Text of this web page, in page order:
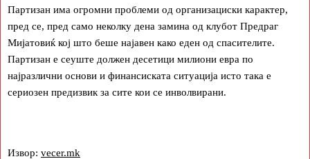
Партизан има огромни проблеми од организациски карактер,
пред се, пред само неколку дена замина од клубот Предраг
Мијатовиќ кој што беше најавен како еден од спасителите.
Партизан е сеуште должен десетици милиони евра по
најразлични основи и финансиската ситуација исто така е
сериозен предизвик за сите кои се инволвирани.
Извор: vecer.mk